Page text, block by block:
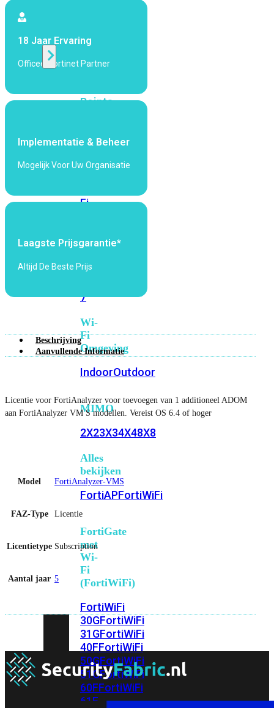
WiFi
Points
Wi-
Generatie
Fi
6Wi-
6E
7
Wi-
Fi
Omgeving
IndoorOutdoor
MIMO
2X23X34X48X8
Alles
bekijken
FortiAPFortiWiFi
FortiGate
met
Wi-
Fi
(FortiWiFi)
FortiWiFi
30GFortiWiFi
31GFortiWiFi
40FFortiWiFi
50GFortiWiFi
51GFortiWiFi
60FFortiWiFi
61F
18 Jaar Ervaring
Officeel Fortinet Partner
Implementatie & Beheer
Mogelijk Voor Uw Organisatie
Laagste Prijsgarantie*
Altijd De Beste Prijs
Beschrijving
Aanvullende Informatie
Licentie voor FortiAnalyzer voor toevoegen van 1 additioneel ADOM
aan FortiAnalyzer VM S modellen. Vereist OS 6.4 of hoger
Model FortiAnalyzer-VMS
FAZ-Type Licentie
Licentietype Subscription
Aantal jaar 5